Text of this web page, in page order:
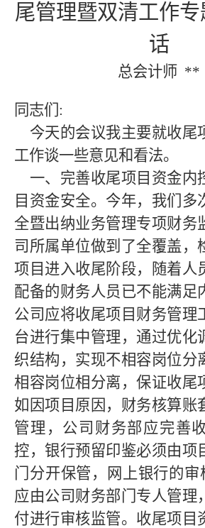
尾管理暨双清工作
话
总会计师 **
同志们 :
今天的会议我主要就收尾
工作谈一些意见和看法。
一、完善收尾项目资金内
目资金安全。 今年，我们多
全暨出纳业务管理专项财务
司所属单位做到了全覆盖，
项目进入收尾阶段，随着人
配备的财务人员已不能满足
公司应将收尾项目财务管理
台进行集中管理，通过优化
织结构，实现不相容岗位分
相容岗位相分离，保证收尾
如因项目原因，财务核算账
管理，公司财务部应完善
控，银行预留印鉴必须由项
门分开保管，网上银行的审
应由公司财务部门专人管理
付进行审核监管。收尾项目